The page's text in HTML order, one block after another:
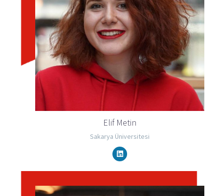
Elif Metin
Sakarya Üniversitesi